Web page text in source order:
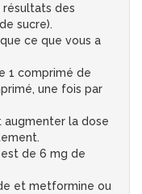
des
sucre).
ce que vous a
1 comprimé de
une fois par
augmenter la dose
de 6 mg de
et metformine ou